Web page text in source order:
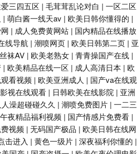
三四五区 | 毛茸茸乱论对白 | 一区二区
| 萌白酱一线天av | 欧美日韩你懂得的 |
| 成人免费黄网站 | 国内精品在线播放
线导航 | 潮喷网页 | 欧美日韩第二页 | 亚
丝袜AV | 欧美老熟女 | 青青操国产在线 |
| 欧美精品在线一区 | 成人高清日本 | 欧
看视频 | 欧美亚洲成人 | 国产va在线观
视在线观看 | 日韩欧美在线影院 | 亚洲
人澡超碰碰久久 | 潮喷免费图片 | 一二三
午夜精品福利视频 | 国产情感片免费看 |
视频 | 无码国产极品 | 欧美日韩在线网
击进入 | 黄色一级片 | 深夜福利你懂的 |